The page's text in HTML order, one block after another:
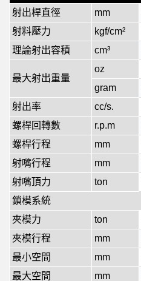
射出桿直徑
mm
射料壓力
kgf/cm²
理論射出容積
cm³
最大射出重量
oz
gram
射出率
cc/s.
螺桿回轉數
r.p.m
螺桿行程
mm
射嘴行程
mm
射嘴頂力
ton
鎖模系統
夾模力
ton
夾模行程
mm
最小空間
mm
最大空間
mm